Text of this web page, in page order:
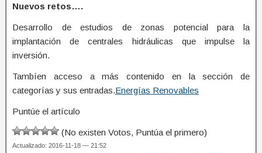
Nuevos retos….
Desarrollo de estudios de zonas potencial para la
implantación de centrales hidráulicas que impulse la
inversión.
Tambíen acceso a más contenido en la sección de
categorías y sus entradas.Energías Renovables
Puntúe el artículo
(No existen Votos, Puntúa el primero)
Actualizado: 2016-11-18 — 21:52